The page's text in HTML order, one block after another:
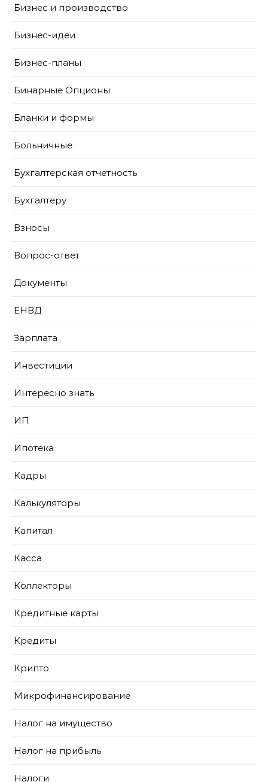
Бизнес и производство
Бизнес-идеи
Бизнес-планы
Бинарные Опционы
Бланки и формы
Больничные
Бухгалтерская отчетность
Бухгалтеру
Взносы
Вопрос-ответ
Документы
ЕНВД
Зарплата
Инвестиции
Интересно знать
ИП
Ипотека
Кадры
Калькуляторы
Капитал
Касса
Коллекторы
Кредитные карты
Кредиты
Крипто
Микрофинансирование
Налог на имущество
Налог на прибыль
Налоги